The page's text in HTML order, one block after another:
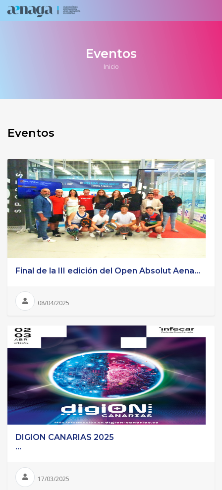
Eventos
Inicio
Eventos
Final de la III edición del Open Absolut Aena...
08/04/2025
DIGION CANARIAS 2025
...
17/03/2025